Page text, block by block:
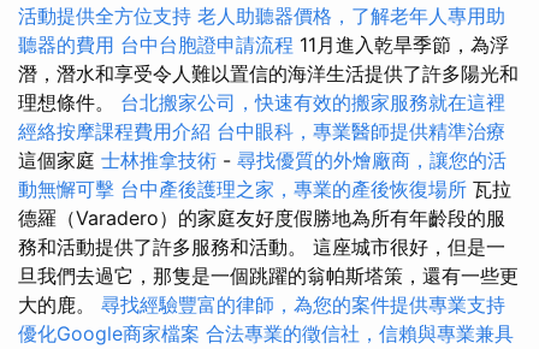
活動提供全方位支持 老人助聽器價格，了解老年人專用助
聽器的費用 台中台胞證申請流程 11月進入乾旱季節，為浮
潛，潛水和享受令人難以置信的海洋生活提供了許多陽光和
理想條件。 台北搬家公司，快速有效的搬家服務就在這裡
經絡按摩課程費用介紹 台中眼科，專業醫師提供精準治療
這個家庭 士林推拿技術 - 尋找優質的外燴廠商，讓您的活
動無懈可擊 台中產後護理之家，專業的產後恢復場所 瓦拉
德羅（Varadero）的家庭友好度假勝地為所有年齡段的服
務和活動提供了許多服務和活動。 這座城市很好，但是一
旦我們去過它，那隻是一個跳躍的翁帕斯塔策，還有一些更
大的鹿。 尋找經驗豐富的律師，為您的案件提供專業支持
優化Google商家檔案 合法專業的徵信社，信賴與專業兼具